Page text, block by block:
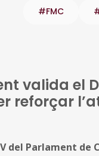
#FMC
valida el
reforçar
del Parlament